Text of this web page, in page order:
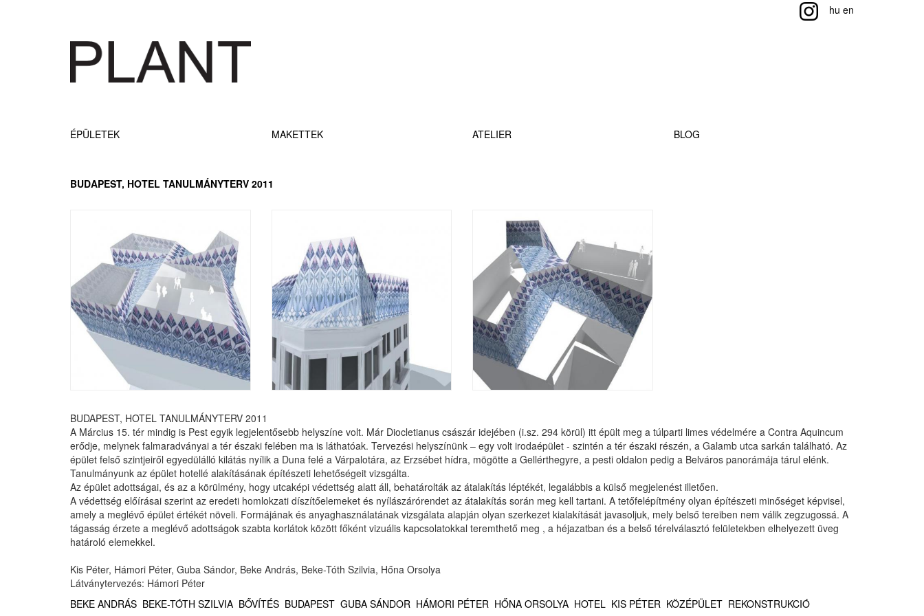
hu en
ÉPÜLETEK MAKETTEK ATELIER BLOG
BUDAPEST, HOTEL TANULMÁNYTERV 2011
BUDAPEST, HOTEL TANULMÁNYTERV 2011
A Március 15. tér mindig is Pest egyik legjelentősebb helyszíne volt. Már Diocletianus császár idejében (i.sz. 294 körül) itt épült meg a túlparti limes védelmére a Contra Aquincum
erődje, melynek falmaradványai a tér északi felében ma is láthatóak. Tervezési helyszínünk – egy volt irodaépület - szintén a tér északi részén, a Galamb utca sarkán található. Az
épület felső szintjeiről egyedülálló kilátás nyílik a Duna felé a Várpalotára, az Erzsébet hídra, mögötte a Gellérthegyre, a pesti oldalon pedig a Belváros panorámája tárul elénk.
Tanulmányunk az épület hotellé alakításának építészeti lehetőségeit vizsgálta.
Az épület adottságai, és az a körülmény, hogy utcaképi védettség alatt áll, behatárolták az átalakítás léptékét, legalábbis a külső megjelenést illetően.
A védettség előírásai szerint az eredeti homlokzati díszítőelemeket és nyílászárórendet az átalakítás során meg kell tartani. A tetőfelépítmény olyan építészeti minőséget képvisel,
amely a meglévő épület értékét növeli. Formájának és anyaghasználatának vizsgálata alapján olyan szerkezet kialakítását javasoljuk, mely belső tereiben nem válik zegzugossá. A
tágasság érzete a meglévő adottságok szabta korlátok között főként vizuális kapcsolatokkal teremthető meg , a héjazatban és a belső térelválasztó felületekben elhelyezett üveg
határoló elemekkel.
Kis Péter, Hámori Péter, Guba Sándor, Beke András, Beke-Tóth Szilvia, Hőna Orsolya
Látványtervezés: Hámori Péter
BEKE ANDRÁS BEKE-TÓTH SZILVIA BŐVÍTÉS BUDAPEST GUBA SÁNDOR HÁMORI PÉTER HŐNA ORSOLYA HOTEL KIS PÉTER KÖZÉPÜLET REKONSTRUKCIÓ